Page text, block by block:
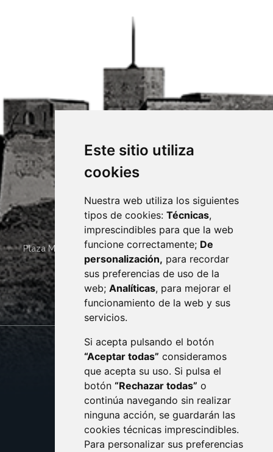
Este sitio utiliza
cookies
Nuestra web utiliza los siguientes
tipos de cookies: Técnicas,
imprescindibles para que la web
funcione correctamente; De
personalización, para recordar
sus preferencias de uso de la
web; Analíticas, para mejorar el
funcionamiento de la web y sus
servicios.
Si acepta pulsando el botón
“Aceptar todas” consideramos
que acepta su uso. Si pulsa el
botón “Rechazar todas” o
continúa navegando sin realizar
ninguna acción, se guardarán las
cookies técnicas imprescindibles.
Para personalizar sus preferencias
Plaza Mayor 4 22400 MONZÓN - ARAGÓN (ESPAÑA)
· (34) 974 400 700 ·
sac@monzon.es
monzon.es
CONTACTO
AVISO LEGAL
PROTECCIÓN DE DATOS
POLÍTICA DE COOKIES
ACCESIBILIDAD
ENLACE EXTERNO AL